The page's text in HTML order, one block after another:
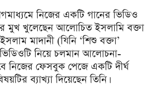
নিজের একটি গানের ভিডিও
মুখ খুলেছেন আলোচিত ইসলামি বক্তা
মাদানী (যিনি ‘শিশু বক্তা’
ভিডিওটি নিয়ে চলমান আলোচনা-
নিজের ফেসবুক পেজে একটি দীর্ঘ
ব্যাখ্যা দিয়েছেন তিনি।